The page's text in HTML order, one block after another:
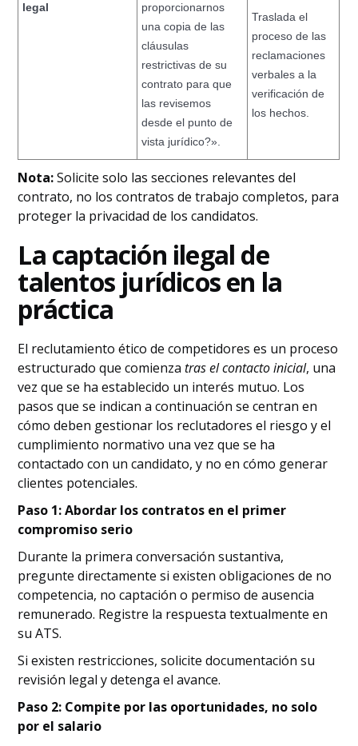
legal
proporcionarnos
una copia de las
cláusulas
restrictivas de su
contrato para que
las revisemos
desde el punto de
vista jurídico?».
Traslada el
proceso de las
reclamaciones
verbales a la
verificación de
los hechos.
Nota:Solicite solo las secciones relevantes del
contrato, no los contratos de trabajo completos, para
proteger la privacidad de los candidatos.
La captación ilegal de
talentos jurídicos en la
práctica
El reclutamiento ético de competidores es un proceso
estructurado que comienzatras el contacto inicial, una
vez que se ha establecido un interés mutuo. Los
pasos que se indican a continuación se centran en
cómo deben gestionar los reclutadores el riesgo y el
cumplimiento normativo una vez que se ha
contactado con un candidato, y no en cómo generar
clientes potenciales.
Paso 1: Abordar los contratos en el primer
compromiso serio
Durante la primera conversación sustantiva,
pregunte directamente si existen obligaciones de no
competencia, no captación o permiso de ausencia
remunerado. Registre la respuesta textualmente en
su ATS.
Si existen restricciones, solicite documentación su
revisión legal y detenga el avance.
Paso 2: Compite por las oportunidades, no solo
por el salario